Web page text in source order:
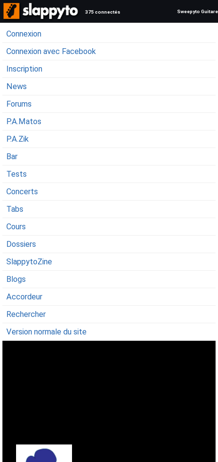
375 connectés Sweepyto Guitare
Connexion
Connexion avec Facebook
Inscription
News
Forums
P.A.Matos
P.A.Zik
Bar
Tests
Concerts
Tabs
Cours
Dossiers
SlappytoZine
Blogs
Accordeur
Rechercher
Version normale du site